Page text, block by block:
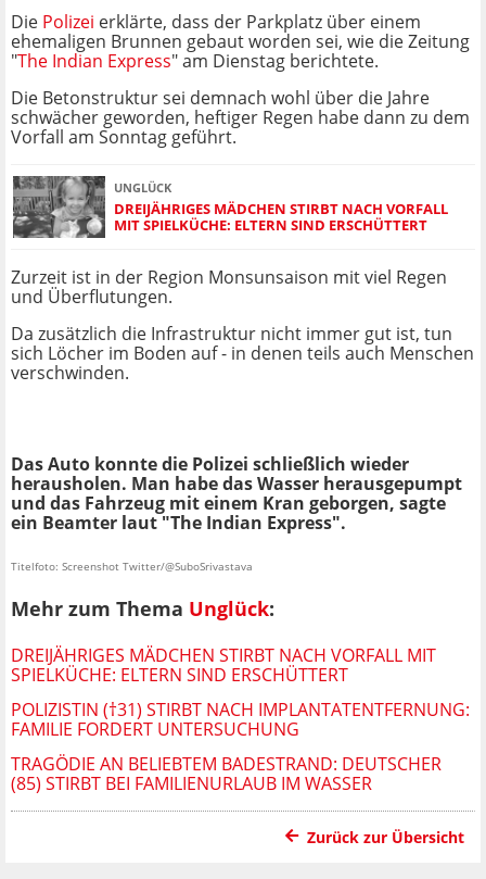
Die Polizei erklärte, dass der Parkplatz über einem
ehemaligen Brunnen gebaut worden sei, wie die Zeitung
"The Indian Express" am Dienstag berichtete.
Die Betonstruktur sei demnach wohl über die Jahre
schwächer geworden, heftiger Regen habe dann zu dem
Vorfall am Sonntag geführt.
UNGLÜCK
DREIJÄHRIGES MÄDCHEN STIRBT NACH VORFALL
MIT SPIELKÜCHE: ELTERN SIND ERSCHÜTTERT
Zurzeit ist in der Region Monsunsaison mit viel Regen
und Überflutungen.
Da zusätzlich die Infrastruktur nicht immer gut ist, tun
sich Löcher im Boden auf - in denen teils auch Menschen
verschwinden.
Das Auto konnte die Polizei schließlich wieder
herausholen. Man habe das Wasser herausgepumpt
und das Fahrzeug mit einem Kran geborgen, sagte
ein Beamter laut "The Indian Express".
Titelfoto: Screenshot Twitter/@SuboSrivastava
Mehr zum Thema Unglück:
DREIJÄHRIGES MÄDCHEN STIRBT NACH VORFALL MIT
SPIELKÜCHE: ELTERN SIND ERSCHÜTTERT
POLIZISTIN (†31) STIRBT NACH IMPLANTATENTFERNUNG:
FAMILIE FORDERT UNTERSUCHUNG
TRAGÖDIE AN BELIEBTEM BADESTRAND: DEUTSCHER
(85) STIRBT BEI FAMILIENURLAUB IM WASSER
Zurück zur Übersicht